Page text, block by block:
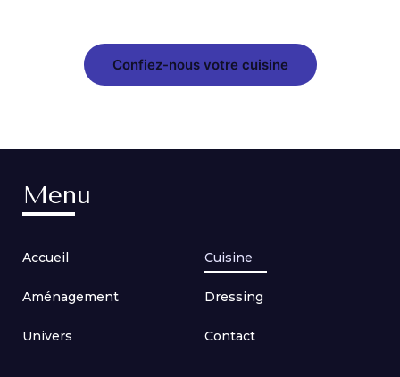
Confiez-nous votre cuisine
Menu
Accueil Cuisine
Aménagement Dressing
Univers Contact